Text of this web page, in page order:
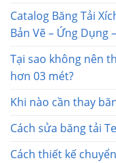
Catalog Băng Tải
Bản Vẽ – Ứng Dụng
Tại sao không nên
hơn 03 mét?
Khi nào cần thay
Cách sửa băng tải
Cách thiết kế